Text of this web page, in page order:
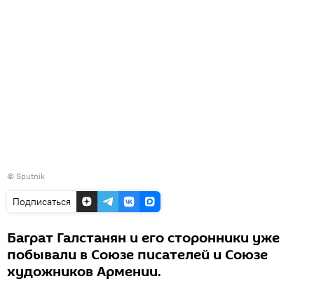
© Sputnik
Подписаться
Баграт Галстанян и его сторонники уже
побывали в Союзе писателей и Союзе
художников Армении.